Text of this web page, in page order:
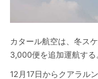
カタール航空は、冬ス
3,000便を追加運航する
12月17日からクアラル